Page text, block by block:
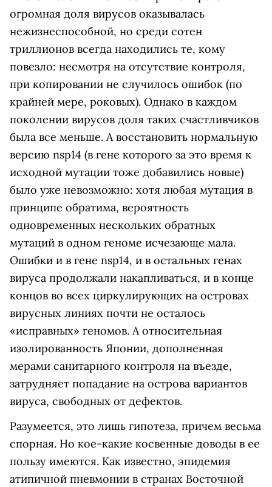
огромная доля вирусов оказывалась
нежизнеспособной, но среди сотен
триллионов всегда находились те, кому
повезло: несмотря на отсутствие контроля,
при копировании не случилось ошибок (по
крайней мере, роковых). Однако в каждом
поколении вирусов доля таких счастливчиков
была все меньше. А восстановить нормальную
версию nsp14 (в гене которого за это время к
исходной мутации тоже добавились новые)
было уже невозможно: хотя любая мутация в
принципе обратима, вероятность
одновременных нескольких обратных
мутаций в одном геноме исчезающе мала.
Ошибки и в гене nsp14, и в остальных генах
вируса продолжали накапливаться, и в конце
концов во всех циркулирующих на островах
вирусных линиях почти не осталось
«исправных» геномов. А относительная
изолированность Японии, дополненная
мерами санитарного контроля на въезде,
затрудняет попадание на острова вариантов
вируса, свободных от дефектов.
Разумеется, это лишь гипотеза, причем весьма
спорная. Но кое-какие косвенные доводы в ее
пользу имеются. Как известно, эпидемия
атипичной пневмонии в странах Восточной